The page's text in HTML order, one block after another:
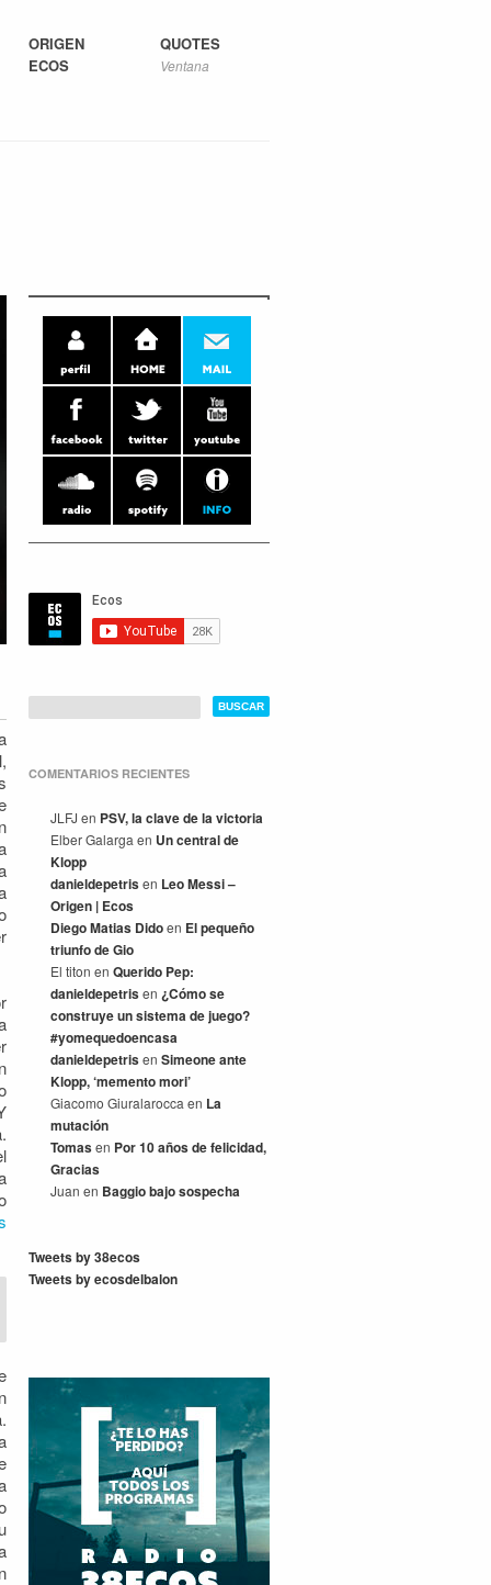
ORIGEN
ECOS
QUOTES
Ventana
COMENTARIOS RECIENTES
JLFJ en PSV, la clave de la victoria
Elber Galarga en Un central de
Klopp
danieldepetrisen Leo Messi –
Origen | Ecos
Diego Matias Didoen El pequeño
triunfo de Gio
El titon en Querido Pep:
danieldepetrisen ¿Cómo se
construye un sistema de juego?
#yomequedoencasa
danieldepetrisen Simeone ante
Klopp, ‘memento mori’
Giacomo Giuralarocca en La
mutación
Tomasen Por 10 años de felicidad,
Gracias
Juan en Baggio bajo sospecha
Tweets by 38ecos
Tweets by ecosdelbalon